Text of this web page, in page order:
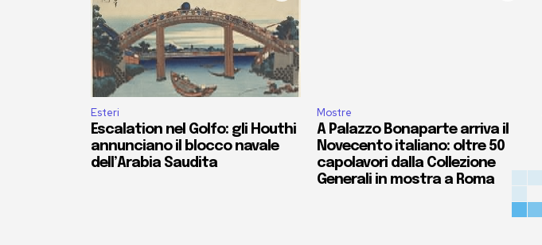
Esteri
Escalation nel Golfo: gli Houthi
annunciano il blocco navale
dell’Arabia Saudita
Mostre
A Palazzo Bonaparte arriva il
Novecento italiano: oltre 50
capolavori dalla Collezione
Generali in mostra a Roma